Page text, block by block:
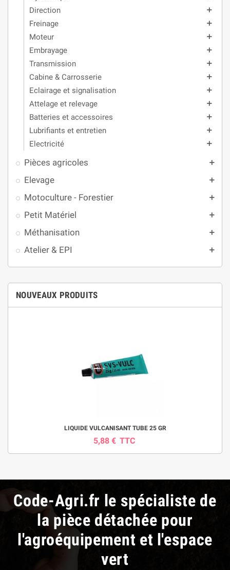
Direction add
Freinage add
Moteur add
Embrayage add
Transmission add
Cabine & Carrosserie add
Eclairage et signalisation add
Attelage et relevage add
Batteries et accessoires add
Lubrifiants et entretien add
Electricité add
Pièces agricoles add
Elevage add
Motoculture - Forestier add
Petit Matériel add
Méthanisation add
Atelier & EPI add
NOUVEAUX PRODUITS
LIQUIDE VULCANISANT TUBE 25 GR
5,88 € TTC
Code-Agri.fr le spécialiste de
la pièce détachée pour
l'agroéquipement et l'espace
vert